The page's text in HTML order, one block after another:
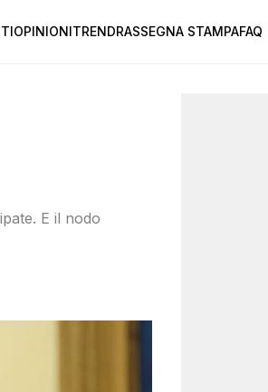
OPINIONITRENDRASSEGNA STAMPAFAQ
E il nodo